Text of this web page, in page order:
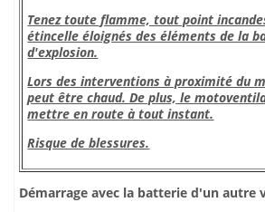
Tenez toute flamme, tout point
étincelle éloignés des éléments de la
d'explosion.
Lors des interventions à proximité du
peut être chaud. De plus, le
mettre en route à tout instant.
Risque de blessures.
Démarrage avec la batterie d'un autre